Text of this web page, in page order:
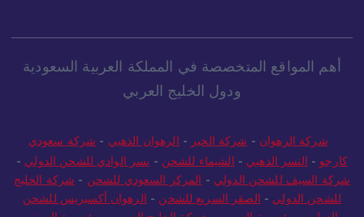
أهم المواقع المتخصصة في المملكة العربية السعودية
ودول الخليج العربي
شركة الرهوان - شركة الخير - الرهوان الذهبي - شركة سعودي
كارجو - النسر الذهبي - الشيماء للشحن - نسر الوادي للشحن الدولي -
شركة السيف للشحن الدولي - المركز السعودي للشحن - شركة الخليج
للشحن الدولي - الصقر السريع للشحن - الرهوان أكسبريس للشحن